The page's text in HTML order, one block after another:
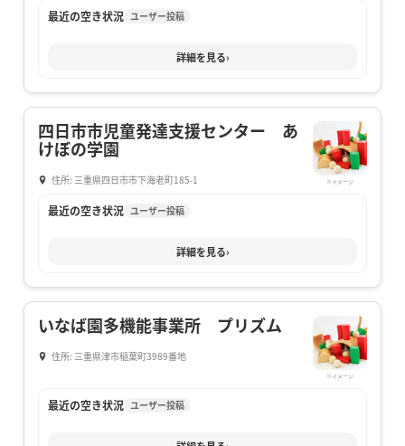
最近の空き状況 ユーザー投稿
詳細を見る›
四日市市児童発達支援センター あ
けぼの学園
住所: 三重県四日市市下海老町185-1 ※イメージ
最近の空き状況 ユーザー投稿
詳細を見る›
いなば園多機能事業所 プリズム
住所: 三重県津市稲葉町3989番地
※イメージ
最近の空き状況 ユーザー投稿